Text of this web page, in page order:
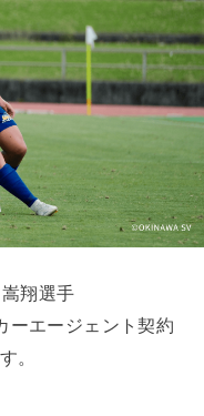
翔選手
ーエージェント契約
。